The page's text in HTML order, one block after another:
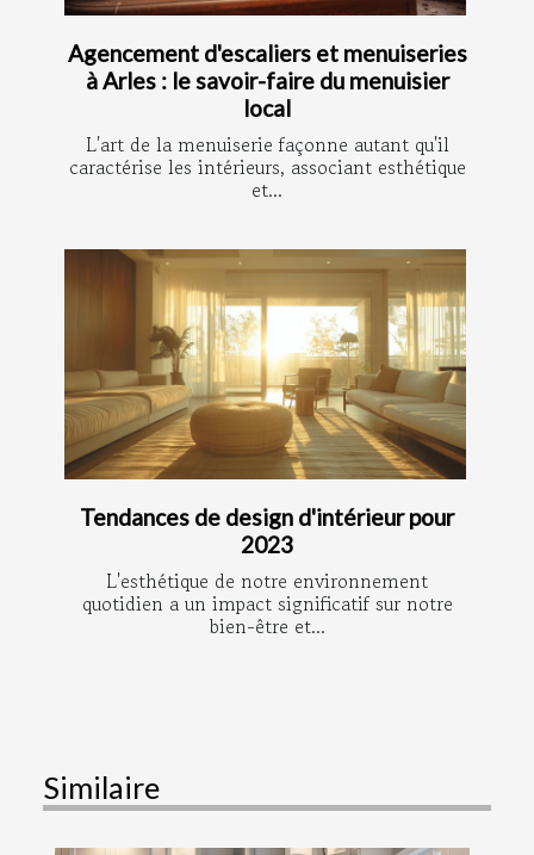
Agencement d'escaliers et menuiseries
à Arles : le savoir-faire du menuisier
local
L'art de la menuiserie façonne autant qu'il
caractérise les intérieurs, associant esthétique
et...
Tendances de design d'intérieur pour
2023
L'esthétique de notre environnement
quotidien a un impact significatif sur notre
bien-être et...
Similaire